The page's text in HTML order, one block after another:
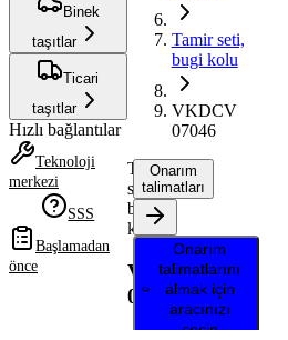
Binek
taşıtlar
Ticari
taşıtlar
Hızlı bağlantılar
Teknoloji
merkezi
SSS
Başlamadan
önce
Tamir seti,
bugi kolu
VKDCV
07046
Tamir
seti,
bugi
kolu
VKDCV
07046
Onarım
talimatları
Onarım
talimatlarını
almak için
aracınızı
seçin